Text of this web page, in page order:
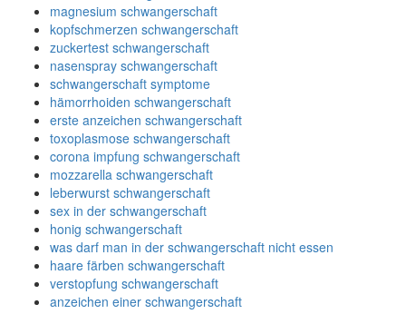
magnesium schwangerschaft
kopfschmerzen schwangerschaft
zuckertest schwangerschaft
nasenspray schwangerschaft
schwangerschaft symptome
hämorrhoiden schwangerschaft
erste anzeichen schwangerschaft
toxoplasmose schwangerschaft
corona impfung schwangerschaft
mozzarella schwangerschaft
leberwurst schwangerschaft
sex in der schwangerschaft
honig schwangerschaft
was darf man in der schwangerschaft nicht essen
haare färben schwangerschaft
verstopfung schwangerschaft
anzeichen einer schwangerschaft